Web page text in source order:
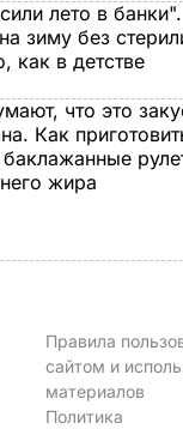
лето в банки".
зиму без
как в детстве
что это
Как
жира
Правила
сайтом и
материалов
Политика